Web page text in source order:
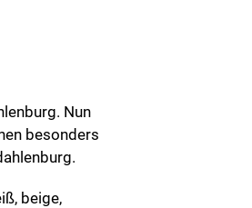
Nun
besonders
beige,